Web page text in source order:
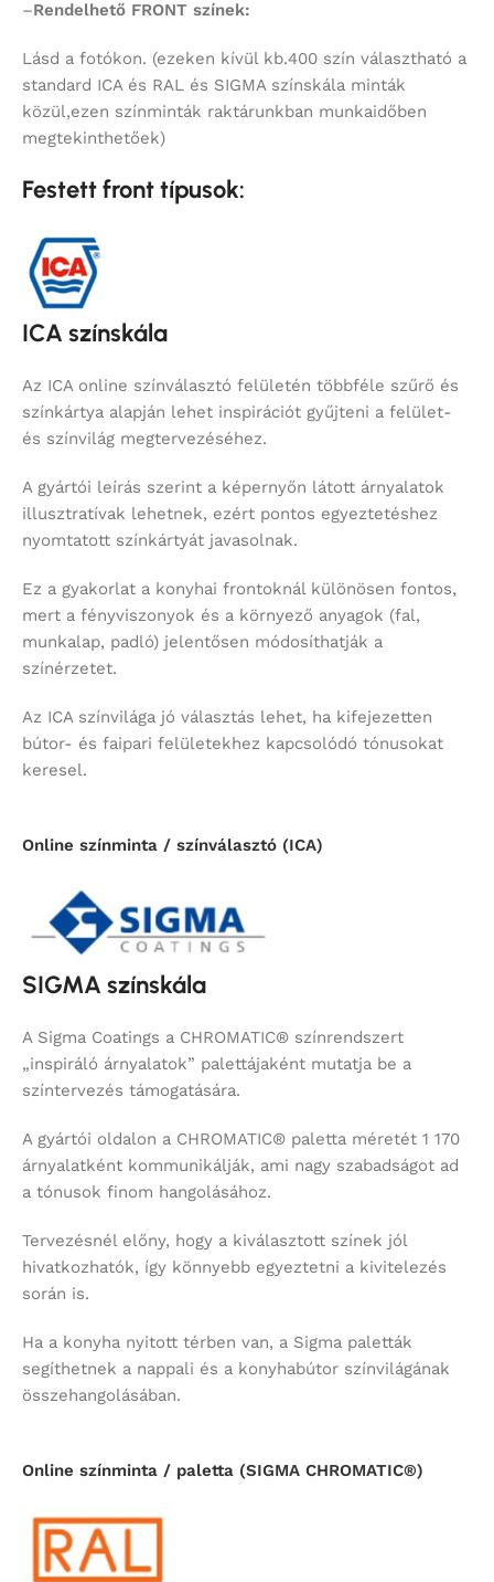
–Rendelhető FRONT színek:
Lásd a fotókon. (ezeken kívül kb.400 szín választható a
standard ICA és RAL és SIGMA színskála minták
közül,ezen színminták raktárunkban munkaidőben
megtekinthetőek)
Festett front típusok:
ICA színskála
Az ICA online színválasztó felületén többféle szűrő és
színkártya alapján lehet inspirációt gyűjteni a felület-
és színvilág megtervezéséhez.
A gyártói leírás szerint a képernyőn látott árnyalatok
illusztratívak lehetnek, ezért pontos egyeztetéshez
nyomtatott színkártyát javasolnak.
Ez a gyakorlat a konyhai frontoknál különösen fontos,
mert a fényviszonyok és a környező anyagok (fal,
munkalap, padló) jelentősen módosíthatják a
színérzetet.
Az ICA színvilága jó választás lehet, ha kifejezetten
bútor- és faipari felületekhez kapcsolódó tónusokat
keresel.
Online színminta / színválasztó (ICA)
SIGMA színskála
A Sigma Coatings a CHROMATIC® színrendszert
„inspiráló árnyalatok” palettájaként mutatja be a
színtervezés támogatására.
A gyártói oldalon a CHROMATIC® paletta méretét 1 170
árnyalatként kommunikálják, ami nagy szabadságot ad
a tónusok finom hangolásához.
Tervezésnél előny, hogy a kiválasztott színek jól
hivatkozhatók, így könnyebb egyeztetni a kivitelezés
során is.
Ha a konyha nyitott térben van, a Sigma paletták
segíthetnek a nappali és a konyhabútor színvilágának
összehangolásában.
Online színminta / paletta (SIGMA CHROMATIC®)